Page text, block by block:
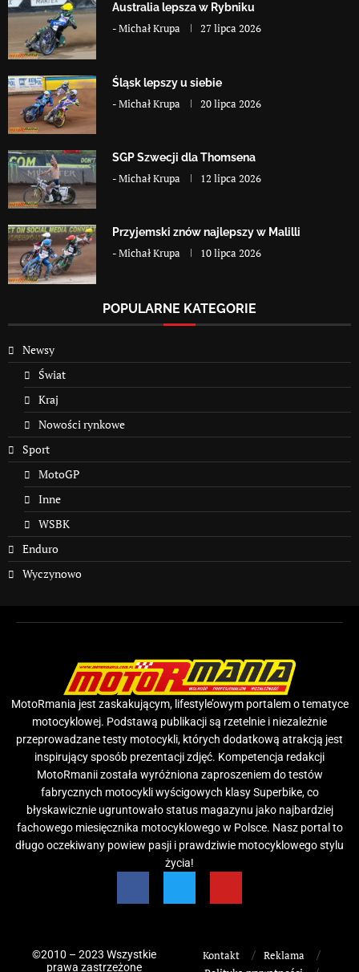
Australia lepsza w Rybniku
-Michał Krupa 27 lipca 2026
Śląsk lepszy u siebie
-Michał Krupa 20 lipca 2026
SGP Szwecji dla Thomsena
-Michał Krupa 12 lipca 2026
Przyjemski znów najlepszy w Malilli
-Michał Krupa 10 lipca 2026
POPULARNE KATEGORIE
Newsy
Świat
Kraj
Nowości rynkowe
Sport
MotoGP
Inne
WSBK
Enduro
Wyczynowo
MotoRmania jest zaskakującym, lifestyle’owym portalem o tematyce
motocyklowej. Podstawą publikacji są rzetelnie i niezależnie
przeprowadzane testy motocykli, których dodatkową atrakcją jest
inspirujący sposób prezentacji zdjęć. Kompetencja redakcji
MotoRmanii została wyróżniona zaproszeniem do testów
fabrycznych motocykli wyścigowych klasy Superbike, co
błyskawicznie ugruntowało status magazynu jako najbardziej
fachowego miesięcznika motocyklowego w Polsce. Nasz portal to
długo oczekiwany powiew pasji i prawdziwie motocyklowego stylu
życia!
©2010 – 2023 Wszystkie
prawa zastrzeżone
Kontakt
Reklama